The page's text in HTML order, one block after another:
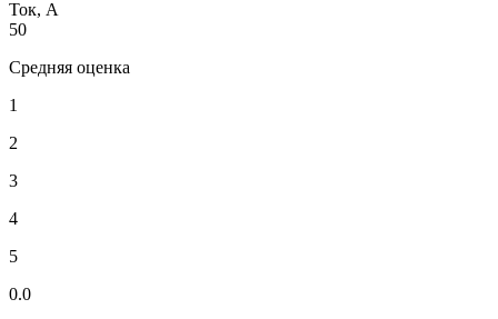
Ток, А
50
Средняя оценка
1
2
3
4
5
0.0